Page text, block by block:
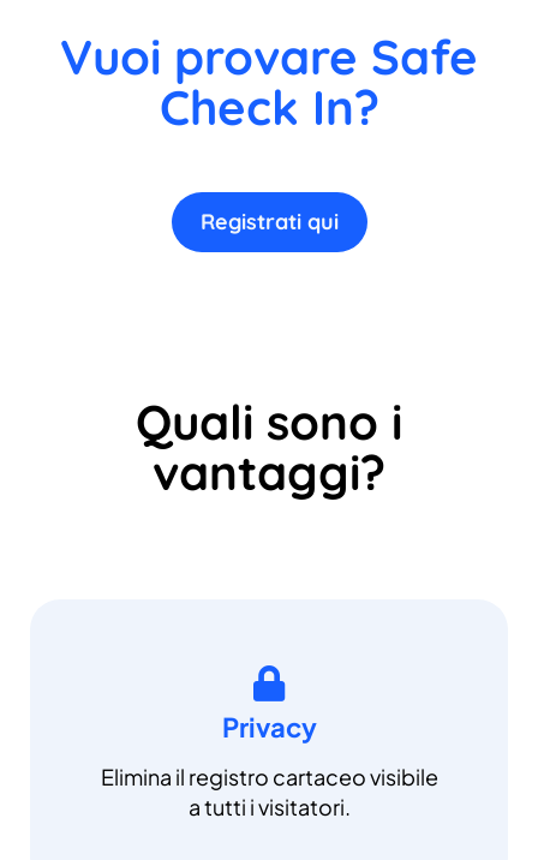
Vuoi provare Safe
Check In?
Registrati qui
Quali sono i
vantaggi?
Privacy
Elimina il registro cartaceo visibile
a tutti i visitatori.